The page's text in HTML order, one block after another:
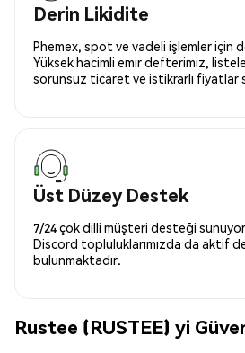
Derin Likidite
Phemex, spot ve vadeli işlemler için
Yüksek hacimli emir defterimiz,
sorunsuz ticaret ve istikrarlı fiyatlar
Üst Düzey Destek
7/24 çok dilli müşteri desteği
Discord topluluklarımızda da aktif
bulunmaktadır.
Rustee (RUSTEE) yi